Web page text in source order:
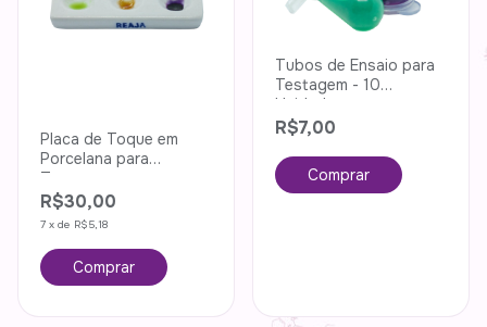
Placa de Toque em
Porcelana para
Testagens
Colorimétricas - 3
cavidades.
R$30,00
7 x de R$5,18
Tubos de Ensaio para
Testagem - 10
Unidades
R$7,00